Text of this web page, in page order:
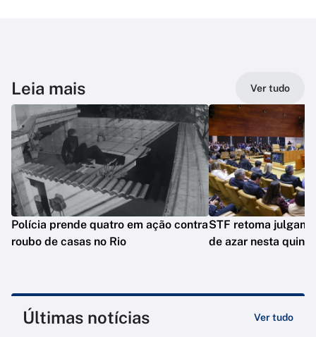
Leia mais Ver tudo
Polícia prende quatro em ação contra
roubo de casas no Rio
STF retoma
de azar nesta quinta
Últimas notícias Ver tudo